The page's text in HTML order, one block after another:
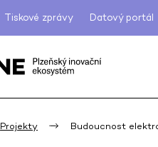
Tiskové zprávy Datový portál
Projekty Budoucnost